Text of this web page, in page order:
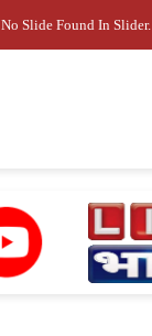
No Slide Found In Slider.